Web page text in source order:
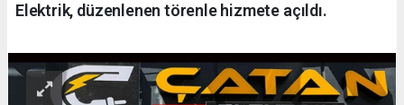
Elektrik, düzenlenen törenle hizmete açıldı.